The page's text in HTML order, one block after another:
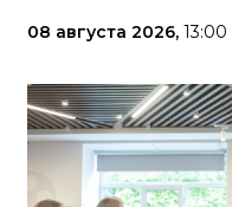
08 августа 2026, 13:00